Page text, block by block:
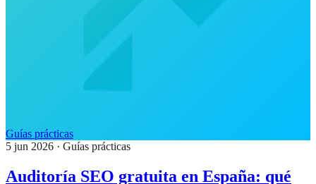
Guías prácticas
5 jun 2026 · Guías prácticas
Auditoría SEO gratuita en España: qué